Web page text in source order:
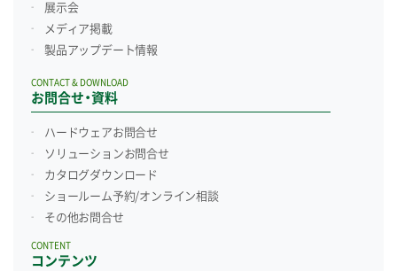
展示会
メディア掲載
製品アップデート情報
お問合せ・資料
CONTACT & DOWNLOAD
ハードウェアお問合せ
ソリューションお問合せ
カタログダウンロード
ショールーム予約/オンライン相談
その他お問合せ
コンテンツ
CONTENT